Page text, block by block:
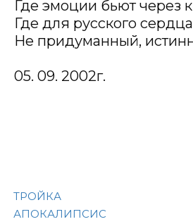
Где эмоции бьют через
Где для русского сердца
Не придуманный,
05. 09. 2002г.
ТРОЙКА
АПОКАЛИПСИС